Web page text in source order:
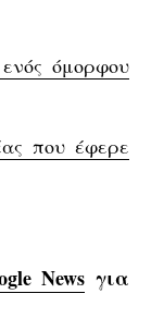
όμορφου
που έφερε
Newsγια